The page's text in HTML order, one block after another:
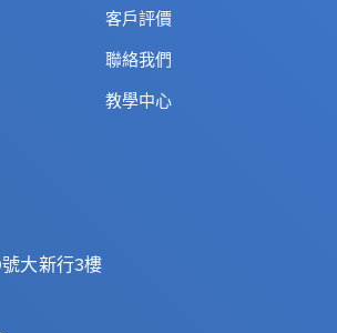
客戶評價
聯絡我們
教學中心
大新行3樓